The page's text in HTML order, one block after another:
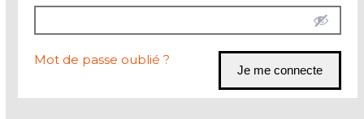
Mot de passe oublié ?